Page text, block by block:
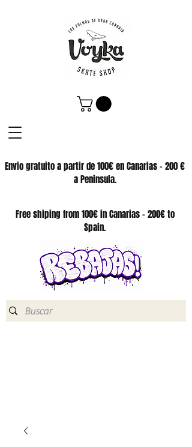
Envio gratuito a partir de 100€ en Canarias - 200 €
a Peninsula.
SKATE SHOP
Free shiping from 100€ in Canarias - 200€ to
Spain.